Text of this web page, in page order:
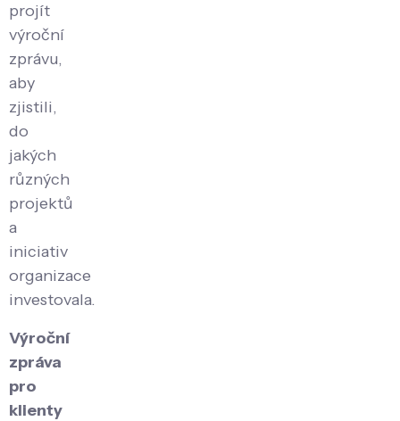
projít
výroční
zprávu,
aby
zjistili,
do
jakých
různých
projektů
a
iniciativ
organizace
investovala.
Výroční
zpráva
pro
klienty